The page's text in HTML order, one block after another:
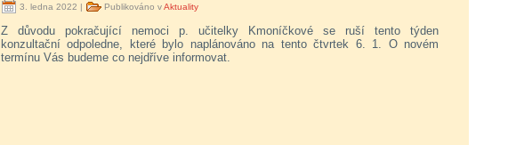
3. ledna 2022 | Publikováno vAktuality
Z důvodu pokračující nemoci p. učitelky Kmoníčkové se ruší tento týden
konzultační odpoledne, které bylo naplánováno na tento čtvrtek 6. 1. O novém
termínu Vás budeme co nejdříve informovat.